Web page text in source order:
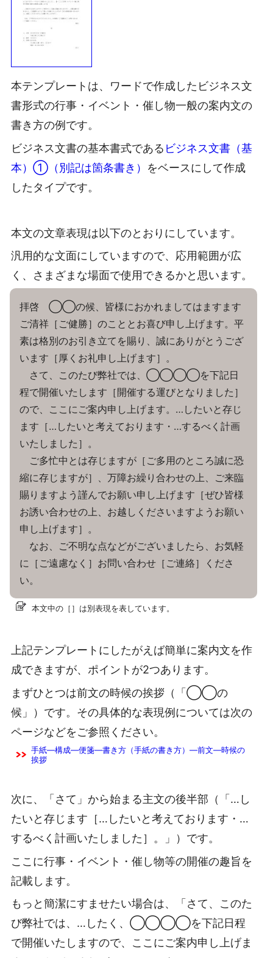
本テンプレートは、ワードで作成したビジネス文
書形式の行事・イベント・催し物一般の案内文の
書き方の例です。
ビジネス文書の基本書式である ビジネス文書（基
本）①（別記は箇条書き） をベースにして作成
したタイプです。
本文の文章表現は以下のとおりにしています。
汎用的な文面にしていますので、応用範囲が広
く、さまざまな場面で使用できるかと思います。
拝啓 ◯◯の候、皆様におかれましてはますます
ご清祥［ご健勝］のこととお喜び申し上げます。平
素は格別のお引き立てを賜り、誠にありがとうござ
います［厚くお礼申し上げます］。
さて、このたび弊社では、◯◯◯◯を下記日
程で開催いたします［開催する運びとなりました］
ので、ここにご案内申し上げます。…したいと存じ
ます［…したいと考えております・…するべく計画
いたしました］。
ご多忙中とは存じますが［ご多用のところ誠に恐
縮に存じますが］、万障お繰り合わせの上、ご来臨
賜りますよう謹んでお願い申し上げます［ぜひ皆様
お誘い合わせの上、お越しくださいますようお願い
申し上げます］。
なお、ご不明な点などがございましたら、お気軽
に［ご遠慮なく］お問い合わせ［ご連絡］くださ
い。
本文中の［］は別表現を表しています。
上記テンプレートにしたがえば簡単に案内文を作
成できますが、ポイントが2つあります。
まずひとつは前文の時候の挨拶（「◯◯の
候」）です。その具体的な表現例については次の
ページなどをご参照ください。
手紙―構成―便箋―書き方（手紙の書き方）―前文―時候の
挨拶
次に、「さて」から始まる主文の後半部（「…し
たいと存じます［…したいと考えております・…
するべく計画いたしました］。」）です。
ここに行事・イベント・催し物等の開催の趣旨を
記載します。
もっと簡潔にすませたい場合は、「さて、このた
び弊社では、…したく、◯◯◯◯を下記日程
で開催いたしますので、ここにご案内申し上げま